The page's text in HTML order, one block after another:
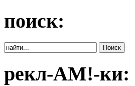
поиск:
рекл-АМ!-ки: